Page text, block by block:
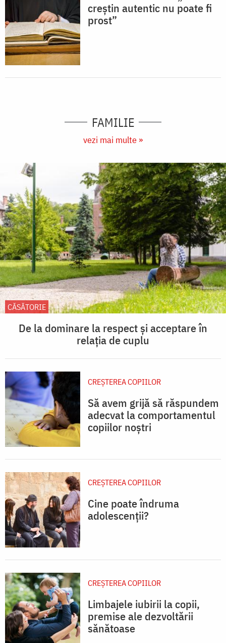
creștin autentic nu poate fi
prost”
FAMILIE
vezi mai multe »
CĂSĂTORIE
De la dominare la respect și acceptare în
relația de cuplu
CREŞTEREA COPIILOR
Să avem grijă să răspundem
adecvat la comportamentul
copiilor noștri
CREŞTEREA COPIILOR
Cine poate îndruma
adolescenții?
CREŞTEREA COPIILOR
Limbajele iubirii la copii,
premise ale dezvoltării
sănătoase